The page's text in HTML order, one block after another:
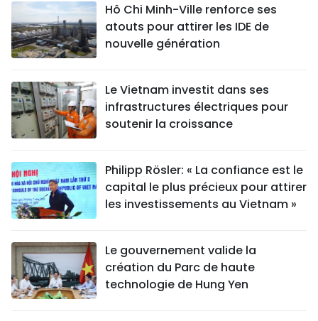
Hô Chi Minh-Ville renforce ses
atouts pour attirer les IDE de
nouvelle génération
Le Vietnam investit dans ses
infrastructures électriques pour
soutenir la croissance
Philipp Rösler: « La confiance est le
capital le plus précieux pour attirer
les investissements au Vietnam »
Le gouvernement valide la
création du Parc de haute
technologie de Hung Yen